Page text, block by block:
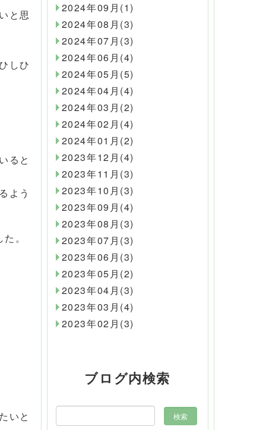
と思
しひ
ると
よう
。
いと
2024年09月(1)
2024年08月(3)
2024年07月(3)
2024年06月(4)
2024年05月(5)
2024年04月(4)
2024年03月(2)
2024年02月(4)
2024年01月(2)
2023年12月(4)
2023年11月(3)
2023年10月(3)
2023年09月(4)
2023年08月(3)
2023年07月(3)
2023年06月(3)
2023年05月(2)
2023年04月(3)
2023年03月(4)
2023年02月(3)
ブログ内検索